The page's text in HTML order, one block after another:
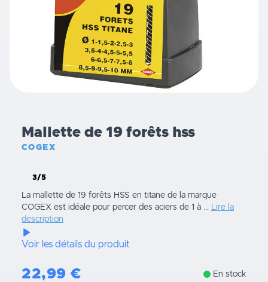
Mallette de 19 forêts hss
COGEX
3/5
La mallette de 19 forêts HSS en titane de la marque
COGEX est idéale pour percer des aciers de 1 à ... Lire la
description
Voir les détails du produit
22,99 € En stock